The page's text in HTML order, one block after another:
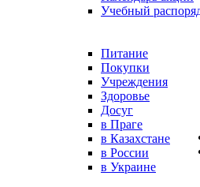
Учебный
Питание
Покупки
Учреждения
Здоровье
Досуг
в Праге
в Казахстане
в России
в Украине